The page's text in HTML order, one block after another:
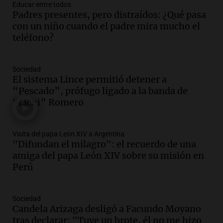
Procrear en la provincia
Panorama Federal
Episodios
y críticas entre senadores
Panorama Federal
Episodios
Audio.La comunidad boliviana en Salta:
Marocco
Panorama Federal
Episodios
Panorama Federal
Episodios
Educar entre todos
Padres presentes, pero distraídos: ¿Qué pasa
con un niño cuando el padre mira mucho el
teléfono?
Sociedad
El sistema Lince permitió detener a
“Pescado”, prófugo ligado a la banda de
“Lichi” Romero
Visita del papa León XIV a Argentina
"Difundan el milagro": el recuerdo de una
amiga del papa León XIV sobre su misión en
Perú
Sociedad
Candela Arizaga desligó a Facundo Moyano
tras declarar: "Tuve un brote, él no me hizo